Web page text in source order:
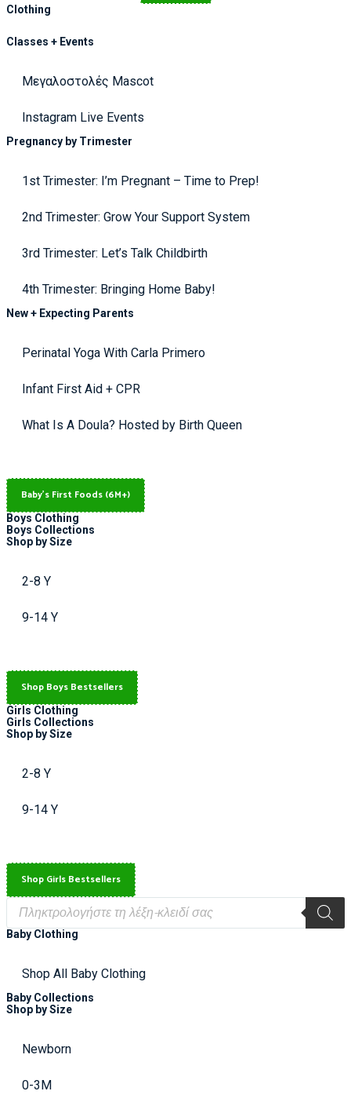
Clothing
Classes + Events
Μεγαλοστολές Mascot
Instagram Live Events
Pregnancy by Trimester
1st Trimester: I’m Pregnant – Time to Prep!
2nd Trimester: Grow Your Support System
3rd Trimester: Let’s Talk Childbirth
4th Trimester: Bringing Home Baby!
New + Expecting Parents
Perinatal Yoga With Carla Primero
Infant First Aid + CPR
What Is A Doula? Hosted by Birth Queen
Baby's First Foods (6M+)
Boys Clothing
Boys Collections
Shop by Size
2-8 Y
9-14 Y
Shop Boys Bestsellers
Girls Clothing
Girls Collections
Shop by Size
2-8 Y
9-14 Y
Shop Girls Bestsellers
Baby Clothing
Shop All Baby Clothing
Baby Collections
Shop by Size
Newborn
0-3M